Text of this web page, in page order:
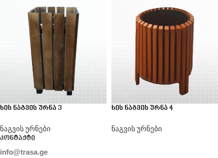
ხის ნაგვის ურნა 3
ნაგვის ურნები
ხის ნაგვის ურნა 4
ნაგვის ურნები
კონტაქტი
info@trasa.ge